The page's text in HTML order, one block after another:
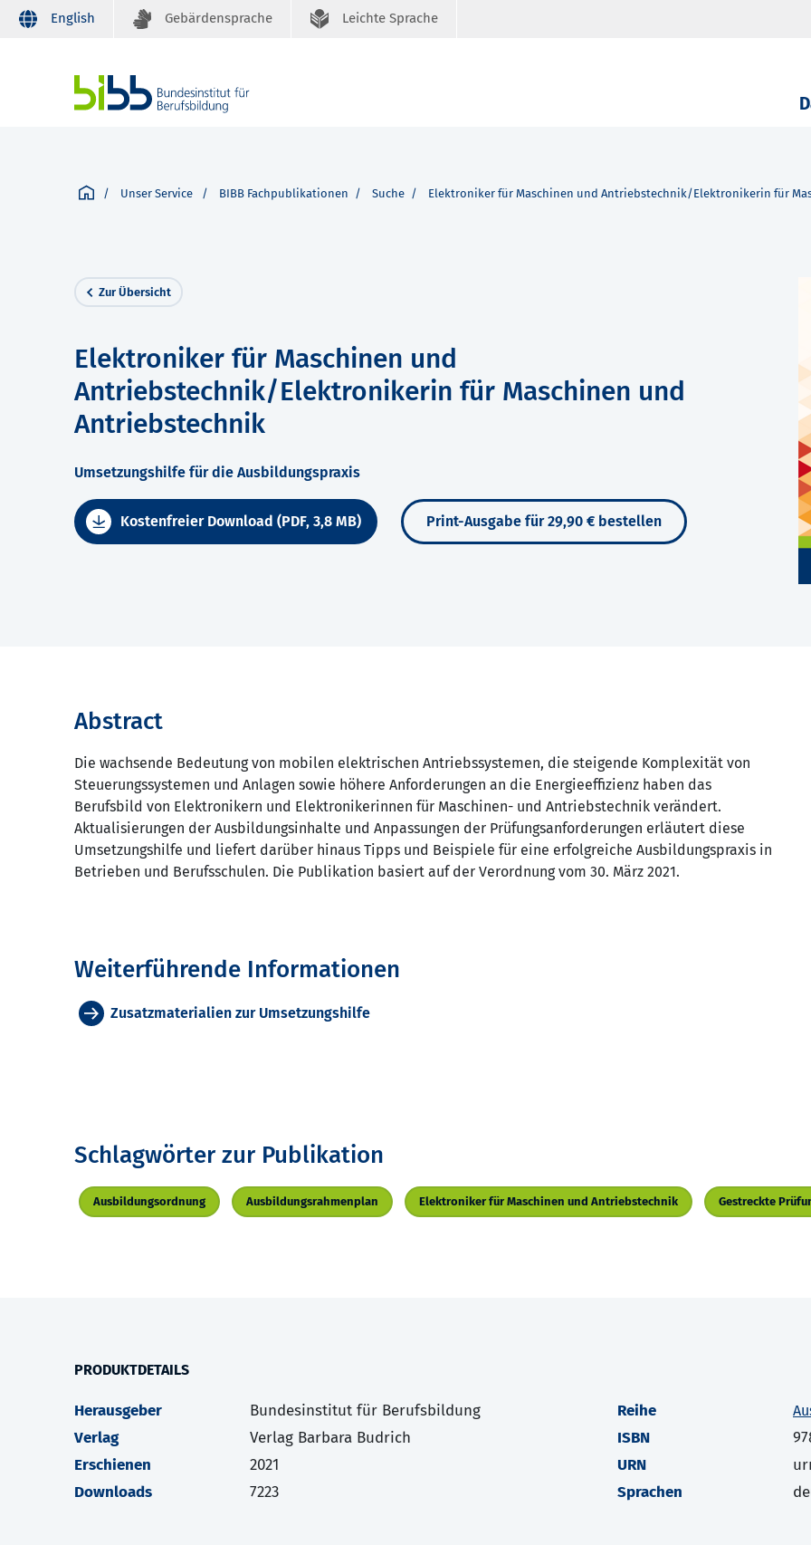
English Gebärdensprache Leichte Sprache
Unser Service BIBB Fachpublikationen Suche Elektroniker für Maschinen und Antriebstechnik/Elektronikerin für
Zur Übersicht
Elektroniker für Maschinen und
Antriebstechnik/Elektronikerin für Maschinen und
Antriebstechnik
Umsetzungshilfe für die Ausbildungspraxis
Kostenfreier Download (PDF, 3,8 MB) Print-Ausgabe für 29,90 € bestellen
Abstract
Die wachsende Bedeutung von mobilen elektrischen Antriebssystemen, die steigende Komplexität von
Steuerungssystemen und Anlagen sowie höhere Anforderungen an die Energieeffizienz haben das
Berufsbild von Elektronikern und Elektronikerinnen für Maschinen- und Antriebstechnik verändert.
Aktualisierungen der Ausbildungsinhalte und Anpassungen der Prüfungsanforderungen erläutert diese
Umsetzungshilfe und liefert darüber hinaus Tipps und Beispiele für eine erfolgreiche Ausbildungspraxis in
Betrieben und Berufsschulen. Die Publikation basiert auf der Verordnung vom 30. März 2021.
Weiterführende Informationen
Zusatzmaterialien zur Umsetzungshilfe
Schlagwörter zur Publikation
Ausbildungsordnung Ausbildungsrahmenplan Elektroniker für Maschinen und Antriebstechnik Gestreckte
PRODUKTDETAILS
Herausgeber
Bundesinstitut für Berufsbildung
Verlag
Verlag Barbara Budrich
Erschienen
2021
Downloads
7223
Reihe
ISBN
URN
Sprachen